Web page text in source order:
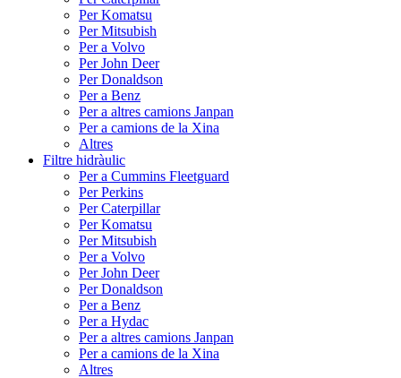
Per Komatsu
Per Mitsubish
Per a Volvo
Per John Deer
Per Donaldson
Per a Benz
Per a altres camions Janpan
Per a camions de la Xina
Altres
Filtre hidràulic
Per a Cummins Fleetguard
Per Perkins
Per Caterpillar
Per Komatsu
Per Mitsubish
Per a Volvo
Per John Deer
Per Donaldson
Per a Benz
Per a Hydac
Per a altres camions Janpan
Per a camions de la Xina
Altres